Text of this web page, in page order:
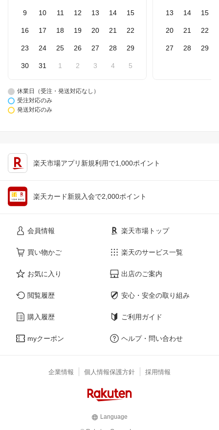
9 10 11 12 13 14 15
16 17 18 19 20 21 22
23 24 25 26 27 28 29
30 31 1 2 3 4 5
13 14 15
20 21 22
27 28 29
休業日（受注・発送対応なし）
受注対応のみ
発送対応のみ
楽天市場アプリ新規利用で1,000ポイント
楽天カード新規入会で2,000ポイント
会員情報
買い物かご
お気に入り
閲覧履歴
購入履歴
myクーポン
楽天市場トップ
楽天のサービス一覧
出店のご案内
安心・安全の取り組み
ご利用ガイド
ヘルプ・問い合わせ
企業情報 個人情報保護方針 採用情報
Language